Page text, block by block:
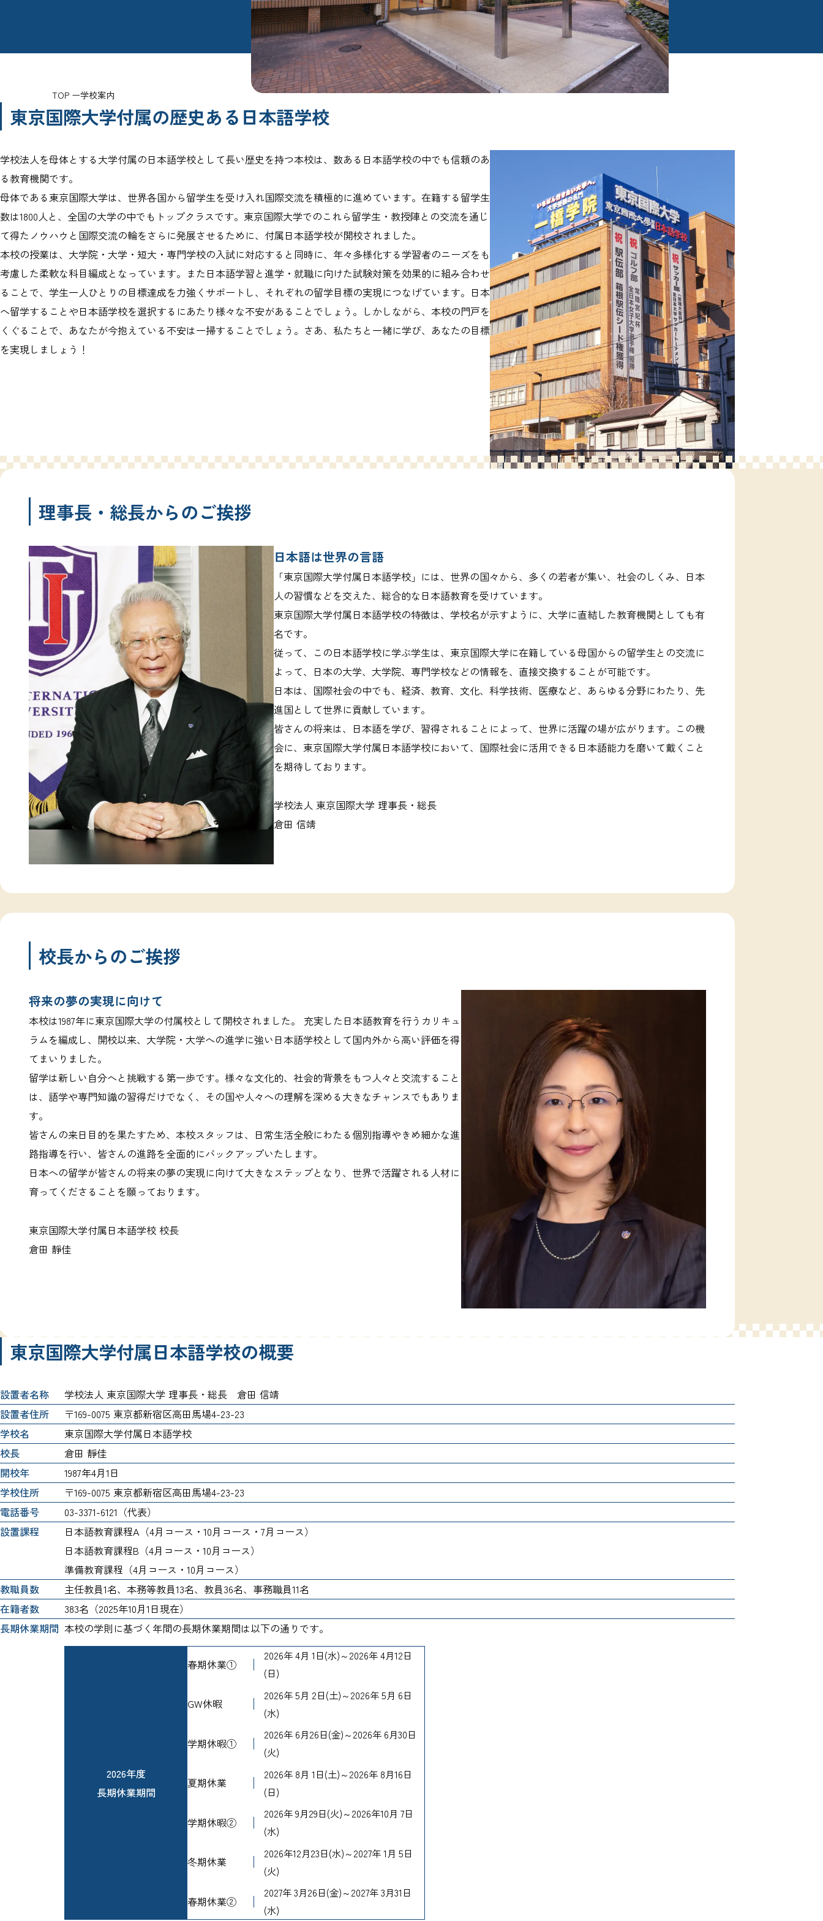
TOP 学校案内
東京国際大学付属の歴史ある日本語学校
学校法人を母体とする大学付属の日本語学校として長い歴史を持つ本校は、数ある日本語学校の中でも信頼のあ
る教育機関です。
母体である東京国際大学は、世界各国から留学生を受け入れ国際交流を積極的に進めています。在籍する留学生
数は1800人と、全国の大学の中でもトップクラスです。東京国際大学でのこれら留学生・教授陣との交流を通じ
て得たノウハウと国際交流の輪をさらに発展させるために、付属日本語学校が開校されました。
本校の授業は、大学院・大学・短大・専門学校の入試に対応すると同時に、年々多様化する学習者のニーズをも
考慮した柔軟な科目編成となっています。また日本語学習と進学・就職に向けた試験対策を効果的に組み合わせ
ることで、学生一人ひとりの目標達成を力強くサポートし、それぞれの留学目標の実現につなげています。日本
へ留学することや日本語学校を選択するにあたり様々な不安があることでしょう。しかしながら、本校の門戸を
くぐることで、あなたが今抱えている不安は一掃することでしょう。さあ、私たちと一緒に学び、あなたの目標
を実現しましょう！
理事長・総長からのご挨拶
日本語は世界の言語
「東京国際大学付属日本語学校」には、世界の国々から、多くの若者が集い、社会のしくみ、日本
人の習慣などを交えた、総合的な日本語教育を受けています。
東京国際大学付属日本語学校の特徴は、学校名が示すように、大学に直結した教育機関としても有
名です。
従って、この日本語学校に学ぶ学生は、東京国際大学に在籍している母国からの留学生との交流に
よって、日本の大学、大学院、専門学校などの情報を、直接交換することが可能です。
日本は、国際社会の中でも、経済、教育、文化、科学技術、医療など、あらゆる分野にわたり、先
進国として世界に貢献しています。
皆さんの将来は、日本語を学び、習得されることによって、世界に活躍の場が広がります。この機
会に、東京国際大学付属日本語学校において、国際社会に活用できる日本語能力を磨いて戴くこと
を期待しております。
学校法人 東京国際大学 理事長・総長
倉田 信靖
校長からのご挨拶
将来の夢の実現に向けて
本校は1987年に東京国際大学の付属校として開校されました。 充実した日本語教育を行うカリキュ
ラムを編成し、開校以来、大学院・大学への進学に強い日本語学校として国内外から高い評価を得
てまいりました。
留学は新しい自分へと挑戦する第一歩です。様々な文化的、社会的背景をもつ人々と交流すること
は、語学や専門知識の習得だけでなく、その国や人々への理解を深める大きなチャンスでもありま
す。
皆さんの来日目的を果たすため、本校スタッフは、日常生活全般にわたる個別指導やきめ細かな進
路指導を行い、皆さんの進路を全面的にバックアップいたします。
日本への留学が皆さんの将来の夢の実現に向けて大きなステップとなり、世界で活躍される人材に
育ってくださることを願っております。
東京国際大学付属日本語学校 校長
倉田 靜佳
東京国際大学付属日本語学校の概要
設置者名称
学校法人 東京国際大学 理事長・総長 倉田 信靖
設置者住所
〒169-0075 東京都新宿区高田馬場4-23-23
学校名
東京国際大学付属日本語学校
校長
倉田 靜佳
開校年
1987年4月1日
学校住所
〒169-0075 東京都新宿区高田馬場4-23-23
電話番号
03-3371-6121（代表）
設置課程
日本語教育課程A（4月コース・10月コース・7月コース）
日本語教育課程B（4月コース・10月コース）
準備教育課程（4月コース・10月コース）
教職員数
主任教員1名、本務等教員13名、教員36名、事務職員11名
在籍者数
383名（2025年10月1日現在）
長期休業期間 本校の学則に基づく年間の長期休業期間は以下の通りです。
2026年度
長期休業期間
春期休業①
2026年 4月 1日(水)～2026年 4月12日
(日)
GW休暇
2026年 5月 2日(土)～2026年 5月 6日
(水)
学期休暇①
2026年 6月26日(金)～2026年 6月30日
(火)
夏期休業
2026年 8月 1日(土)～2026年 8月16日
(日)
学期休暇②
2026年 9月29日(火)～2026年10月 7日
(水)
冬期休業
2026年12月23日(水)～2027年 1月 5日
(火)
春期休業②
2027年 3月26日(金)～2027年 3月31日
(水)